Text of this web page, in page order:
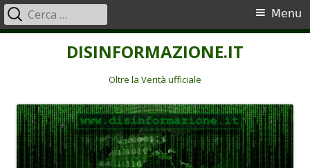
DISINFORMAZIONE.IT
Oltre la Verità ufficiale
Menu
principale
Menu
Ricerca
per: